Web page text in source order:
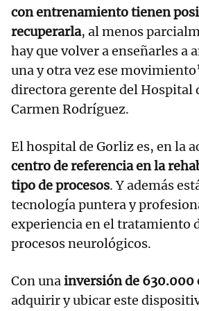
con entrenamiento tienen
recuperarla, al menos
hay que volver a enseñarles a
una y otra vez ese
directora gerente del Hospital
Carmen Rodríguez.
El hospital de Gorliz es, en la
centro de referencia en la
tipo de procesos. Y además
tecnología puntera y
experiencia en el tratamiento
procesos neurológicos.
Con unainversión de 630.000
adquirir y ubicar este